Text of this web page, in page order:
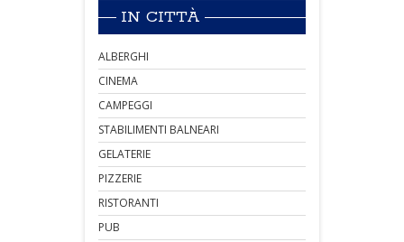
IN CITTÀ
ALBERGHI
CINEMA
CAMPEGGI
STABILIMENTI BALNEARI
GELATERIE
PIZZERIE
RISTORANTI
PUB